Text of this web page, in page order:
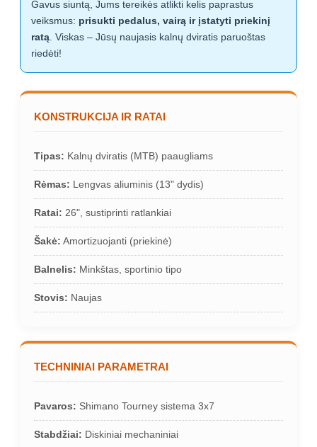
Gavus siuntą, Jums tereikės atlikti kelis paprastus
veiksmus: prisukti pedalus, vairą ir įstatyti priekinį
ratą . Viskas – Jūsų naujasis kalnų dviratis paruoštas
riedėti!
KONSTRUKCIJA IR RATAI
Tipas: Kalnų dviratis (MTB) paaugliams
Rėmas: Lengvas aliuminis (13" dydis)
Ratai: 26", sustiprinti ratlankiai
Šakė: Amortizuojanti (priekinė)
Balnelis: Minkštas, sportinio tipo
Stovis: Naujas
TECHNINIAI PARAMETRAI
Pavaros: Shimano Tourney sistema 3x7
Stabdžiai: Diskiniai mechaniniai